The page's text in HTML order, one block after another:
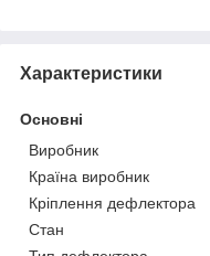
Характеристики
Основні
Виробник
Країна виробник
Кріплення дефлектора
Стан